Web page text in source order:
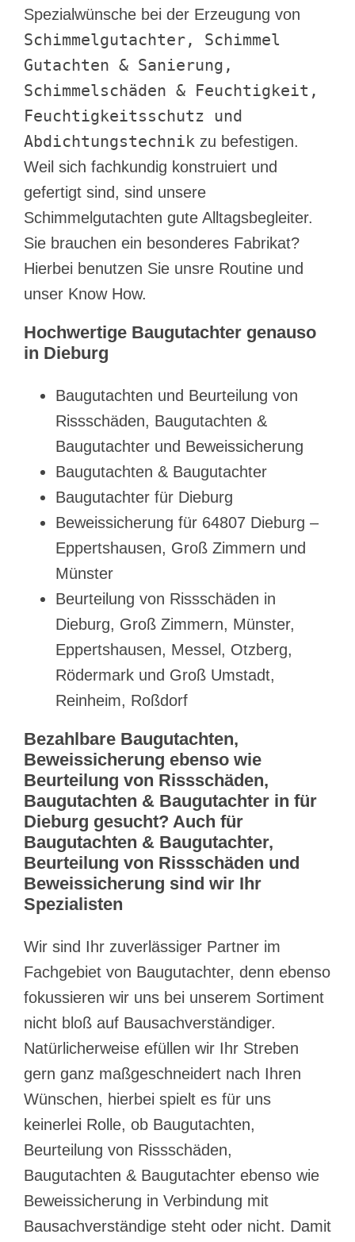
Spezialwünsche bei der Erzeugung von
Schimmelgutachter, Schimmel
Gutachten & Sanierung,
Schimmelschäden & Feuchtigkeit,
Feuchtigkeitsschutz und
Abdichtungstechnik zu befestigen.
Weil sich fachkundig konstruiert und
gefertigt sind, sind unsere
Schimmelgutachten gute Alltagsbegleiter.
Sie brauchen ein besonderes Fabrikat?
Hierbei benutzen Sie unsre Routine und
unser Know How.
Hochwertige Baugutachter genauso
in Dieburg
Baugutachten und Beurteilung von
Rissschäden, Baugutachten &
Baugutachter und Beweissicherung
Baugutachten & Baugutachter
Baugutachter für Dieburg
Beweissicherung für 64807 Dieburg –
Eppertshausen, Groß Zimmern und
Münster
Beurteilung von Rissschäden in
Dieburg, Groß Zimmern, Münster,
Eppertshausen, Messel, Otzberg,
Rödermark und Groß Umstadt,
Reinheim, Roßdorf
Bezahlbare Baugutachten,
Beweissicherung ebenso wie
Beurteilung von Rissschäden,
Baugutachten & Baugutachter in für
Dieburg gesucht? Auch für
Baugutachten & Baugutachter,
Beurteilung von Rissschäden und
Beweissicherung sind wir Ihr
Spezialisten
Wir sind Ihr zuverlässiger Partner im
Fachgebiet von Baugutachter, denn ebenso
fokussieren wir uns bei unserem Sortiment
nicht bloß auf Bausachverständiger.
Natürlicherweise efüllen wir Ihr Streben
gern ganz maßgeschneidert nach Ihren
Wünschen, hierbei spielt es für uns
keinerlei Rolle, ob Baugutachten,
Beurteilung von Rissschäden,
Baugutachten & Baugutachter ebenso wie
Beweissicherung in Verbindung mit
Bausachverständige steht oder nicht. Damit